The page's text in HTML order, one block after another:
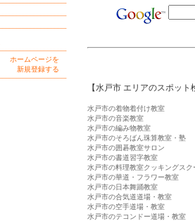
【水戸市 エリアのスポット
水戸市の着物着付け教室
水戸市の音楽教室
水戸市の編み物教室
水戸市のそろばん珠算教室・塾
水戸市の囲碁教室サロン
水戸市の書道習字教室
水戸市の料理教室クッキングスク
水戸市の華道・フラワー教室
水戸市の日本舞踊教室
水戸市の合気道道場・教室
水戸市の空手道場・教室
水戸市のテコンドー道場・教室
ホームページを
新規登録する